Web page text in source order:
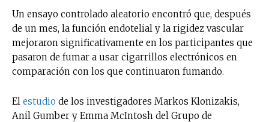
Un ensayo controlado aleatorio encontró que, después
de un mes, la función endotelial y la rigidez vascular
mejoraron significativamente en los participantes que
pasaron de fumar a usar cigarrillos electrónicos en
comparación con los que continuaron fumando.
El estudio de los investigadores Markos Klonizakis,
Anil Gumber y Emma McIntosh del Grupo de